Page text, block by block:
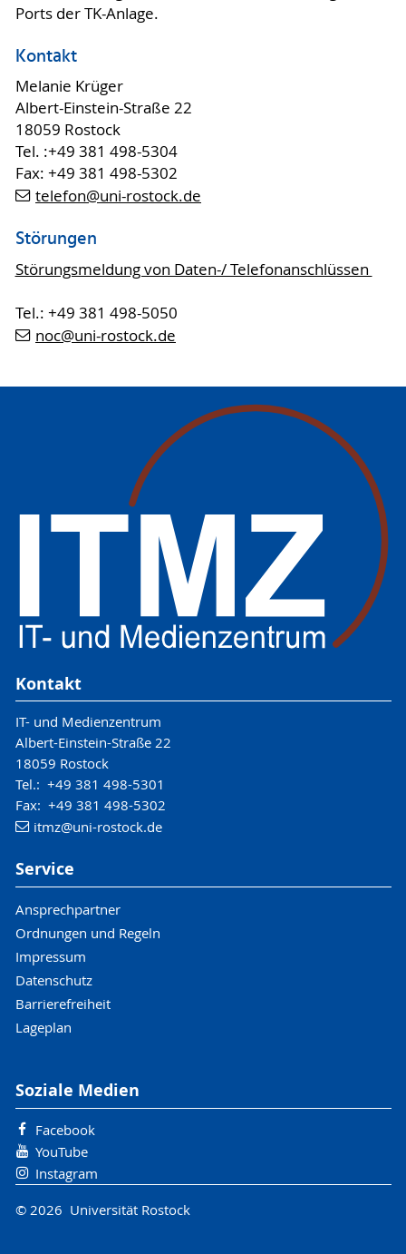
Ports der TK-Anlage.
Kontakt
Melanie Krüger
Albert-Einstein-Straße 22
18059 Rostock
Tel. :+49 381 498-5304
Fax: +49 381 498-5302
telefon@uni-rostock.de
Störungen
Störungsmeldung von Daten-/ Telefonanschlüssen
Tel.: +49 381 498-5050
noc@uni-rostock.de
Kontakt
IT- und Medienzentrum
Albert-Einstein-Straße 22
18059 Rostock
Tel.: +49 381 498-5301
Fax: +49 381 498-5302
itmz@uni-rostock.de
Service
Ansprechpartner
Ordnungen und Regeln
Impressum
Datenschutz
Barrierefreiheit
Lageplan
Soziale Medien
Facebook
YouTube
Instagram
© 2026 Universität Rostock